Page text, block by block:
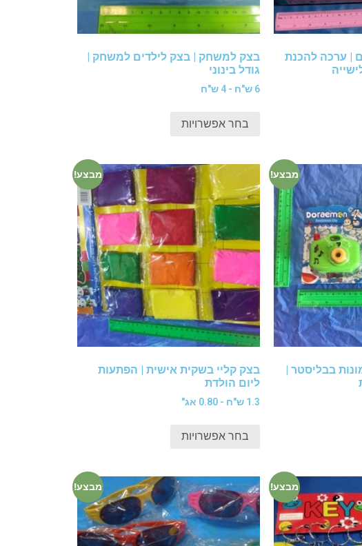
| ערכה להכנת
בצק למשחק | בצק לילדים למשחק |
גודל בינוני
6 ש"ח - 4 ש"ח
בחר אפשרויות
מבצע!
בבליסטר |
מבצע!
בצק קליי בשקית אישית | הפתעות
ליום הולדת
1.3 ש"ח - 0.80 אג"
בחר אפשרויות
מבצע! מבצע!